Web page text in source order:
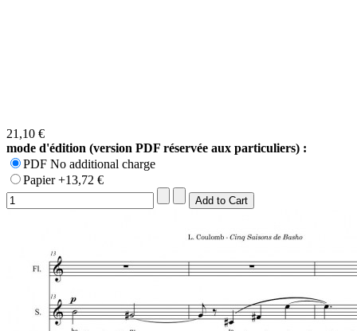
21,10 €
mode d'édition (version PDF réservée aux particuliers) :
PDF No additional charge
Papier +13,72 €